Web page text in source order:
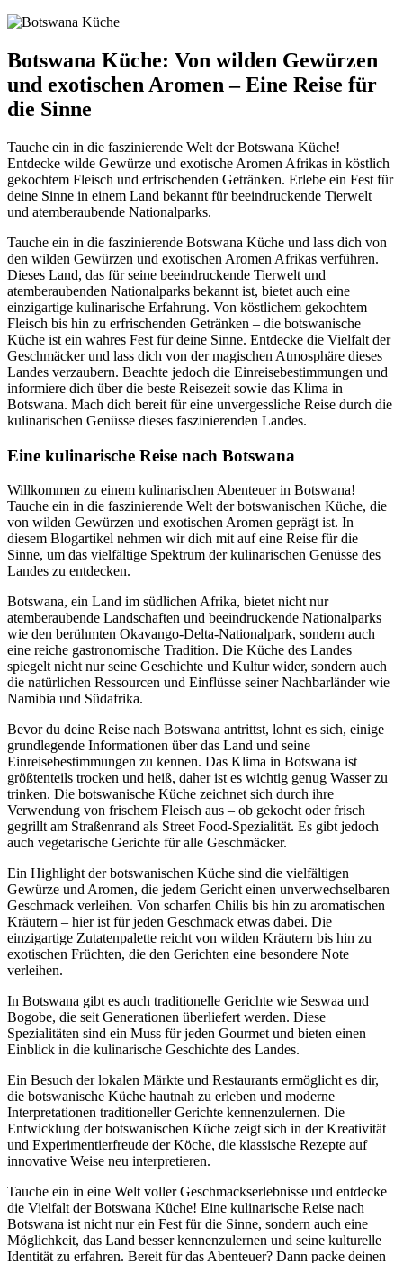
Botswana Küche: Von wilden Gewürzen
und exotischen Aromen – Eine Reise für
die Sinne
Tauche ein in die faszinierende Welt der Botswana Küche!
Entdecke wilde Gewürze und exotische Aromen Afrikas in köstlich
gekochtem Fleisch und erfrischenden Getränken. Erlebe ein Fest für
deine Sinne in einem Land bekannt für beeindruckende Tierwelt
und atemberaubende Nationalparks.
Tauche ein in die faszinierende Botswana Küche und lass dich von
den wilden Gewürzen und exotischen Aromen Afrikas verführen.
Dieses Land, das für seine beeindruckende Tierwelt und
atemberaubenden Nationalparks bekannt ist, bietet auch eine
einzigartige kulinarische Erfahrung. Von köstlichem gekochtem
Fleisch bis hin zu erfrischenden Getränken – die botswanische
Küche ist ein wahres Fest für deine Sinne. Entdecke die Vielfalt der
Geschmäcker und lass dich von der magischen Atmosphäre dieses
Landes verzaubern. Beachte jedoch die Einreisebestimmungen und
informiere dich über die beste Reisezeit sowie das Klima in
Botswana. Mach dich bereit für eine unvergessliche Reise durch die
kulinarischen Genüsse dieses faszinierenden Landes.
Eine kulinarische Reise nach Botswana
Willkommen zu einem kulinarischen Abenteuer in Botswana!
Tauche ein in die faszinierende Welt der botswanischen Küche, die
von wilden Gewürzen und exotischen Aromen geprägt ist. In
diesem Blogartikel nehmen wir dich mit auf eine Reise für die
Sinne, um das vielfältige Spektrum der kulinarischen Genüsse des
Landes zu entdecken.
Botswana, ein Land im südlichen Afrika, bietet nicht nur
atemberaubende Landschaften und beeindruckende Nationalparks
wie den berühmten Okavango-Delta-Nationalpark, sondern auch
eine reiche gastronomische Tradition. Die Küche des Landes
spiegelt nicht nur seine Geschichte und Kultur wider, sondern auch
die natürlichen Ressourcen und Einflüsse seiner Nachbarländer wie
Namibia und Südafrika.
Bevor du deine Reise nach Botswana antrittst, lohnt es sich, einige
grundlegende Informationen über das Land und seine
Einreisebestimmungen zu kennen. Das Klima in Botswana ist
größtenteils trocken und heiß, daher ist es wichtig genug Wasser zu
trinken. Die botswanische Küche zeichnet sich durch ihre
Verwendung von frischem Fleisch aus – ob gekocht oder frisch
gegrillt am Straßenrand als Street Food-Spezialität. Es gibt jedoch
auch vegetarische Gerichte für alle Geschmäcker.
Ein Highlight der botswanischen Küche sind die vielfältigen
Gewürze und Aromen, die jedem Gericht einen unverwechselbaren
Geschmack verleihen. Von scharfen Chilis bis hin zu aromatischen
Kräutern – hier ist für jeden Geschmack etwas dabei. Die
einzigartige Zutatenpalette reicht von wilden Kräutern bis hin zu
exotischen Früchten, die den Gerichten eine besondere Note
verleihen.
In Botswana gibt es auch traditionelle Gerichte wie Seswaa und
Bogobe, die seit Generationen überliefert werden. Diese
Spezialitäten sind ein Muss für jeden Gourmet und bieten einen
Einblick in die kulinarische Geschichte des Landes.
Ein Besuch der lokalen Märkte und Restaurants ermöglicht es dir,
die botswanische Küche hautnah zu erleben und moderne
Interpretationen traditioneller Gerichte kennenzulernen. Die
Entwicklung der botswanischen Küche zeigt sich in der Kreativität
und Experimentierfreude der Köche, die klassische Rezepte auf
innovative Weise neu interpretieren.
Tauche ein in eine Welt voller Geschmackserlebnisse und entdecke
die Vielfalt der Botswana Küche! Eine kulinarische Reise nach
Botswana ist nicht nur ein Fest für die Sinne, sondern auch eine
Möglichkeit, das Land besser kennenzulernen und seine kulturelle
Identität zu erfahren. Bereit für das Abenteuer? Dann packe deinen